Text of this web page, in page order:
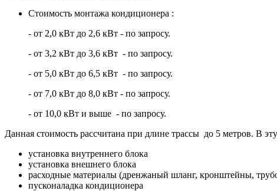
Стоимость монтажа кондиционера :
- от 2,0 кВт до 2,6 кВт - по запросу.
- от 3,2 кВт до 3,6 кВт - по запросу.
- от 5,0 кВт до 6,5 кВт - по запросу.
- от 7,0 кВт до 8,0 кВт - по запросу.
- от 10,0 кВт и выше - по запросу.
Данная стоимость рассчитана при длине трассы до 5 метров. В
установка внутреннего блока
установка внешнего блока
расходные материалы (дренжаный шланг, кронштейны,
пусконаладка кондиционера